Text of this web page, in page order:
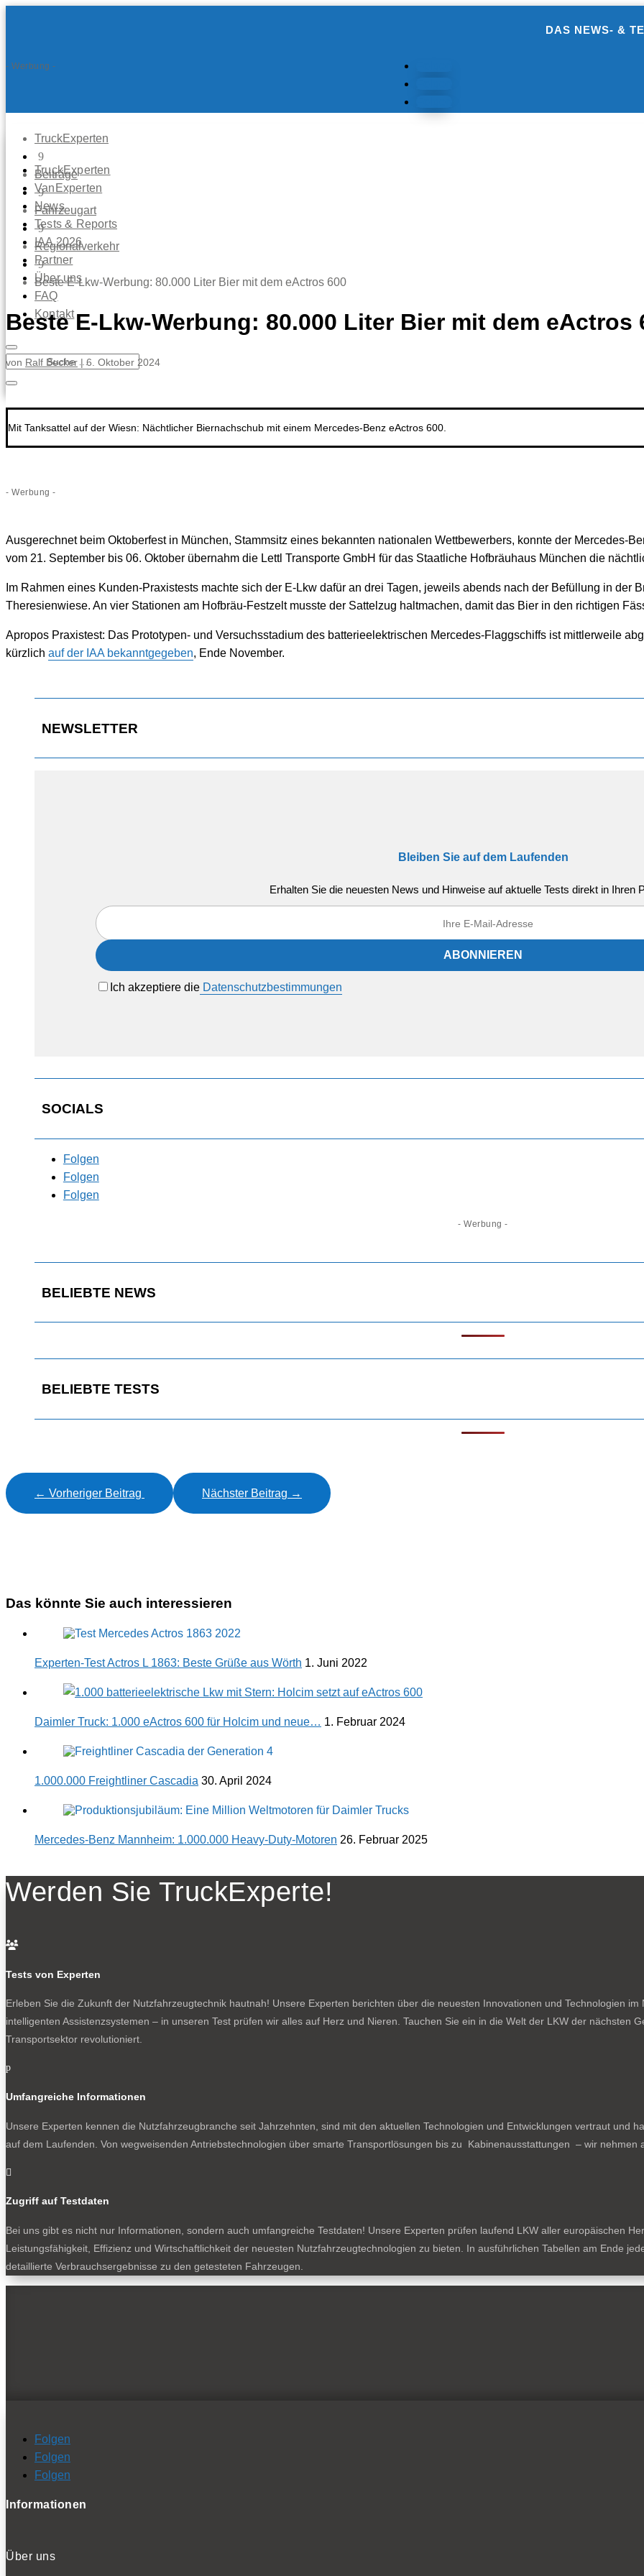
DAS NEWS- &
TruckExperten
VanExperten
News
Tests & Reports
IAA 2026
Partner
Über uns
FAQ
Kontakt
- Werbung -
TruckExperten
9
Beiträge
9
Fahrzeugart
9
Regionalverkehr
9
Beste E-Lkw-Werbung: 80.000 Liter Bier mit dem eActros 600
Beste E-Lkw-Werbung: 80.000 Liter Bier mit dem eActros
von Ralf Becker|6. Oktober 2024
Mit Tanksattel auf der Wiesn: Nächtlicher Biernachschub mit einem Mercedes-Benz eActros 600.
- Werbung -
Ausgerechnet beim Oktoberfest in München, Stammsitz eines bekannten nationalen Wettbewerbers, konnte der Mercedes-
vom 21. September bis 06. Oktober übernahm die Lettl Transporte GmbH für das Staatliche Hofbräuhaus München die
Im Rahmen eines Kunden-Praxistests machte sich der E-Lkw dafür an drei Tagen, jeweils abends nach der Befüllung in der
Theresienwiese. An vier Stationen am Hofbräu-Festzelt musste der Sattelzug haltmachen, damit das Bier in den richtigen
Apropos Praxistest: Das Prototypen- und Versuchsstadium des batterieelektrischen Mercedes-Flaggschiffs ist mittlerweile
kürzlich auf der IAA bekanntgegeben, Ende November.
NEWSLETTER
Bleiben Sie auf dem Laufenden
Erhalten Sie die neuesten News und Hinweise auf aktuelle Tests direkt in Ihren
Ich akzeptiere dieDatenschutzbestimmungen
SOCIALS
Folgen
Folgen
Folgen
- Werbung -
BELIEBTE NEWS
BELIEBTE TESTS
← Vorheriger Beitrag Nächster Beitrag →
Das könnte Sie auch interessieren
Experten-Test Actros L 1863: Beste Grüße aus Wörth 1. Juni 2022
Daimler Truck: 1.000 eActros 600 für Holcim und neue… 1. Februar 2024
1.000.000 Freightliner Cascadia 30. April 2024
Mercedes-Benz Mannheim: 1.000.000 Heavy-Duty-Motoren 26. Februar 2025
Werden Sie TruckExperte!

Tests von Experten
Erleben Sie die Zukunft der Nutzfahrzeugtechnik hautnah! Unsere Experten berichten über die neuesten Innovationen und Technologien
intelligenten Assistenzsystemen – in unseren Test prüfen wir alles auf Herz und Nieren. Tauchen Sie ein in die Welt der LKW der nächsten
Transportsektor revolutioniert.
p
Umfangreiche Informationen
Unsere Experten kennen die Nutzfahrzeugbranche seit Jahrzehnten, sind mit den aktuellen Technologien und Entwicklungen vertraut und
auf dem Laufenden. Von wegweisenden Antriebstechnologien über smarte Transportlösungen bis zu Kabinenausstattungen – wir nehmen

Zugriff auf Testdaten
Bei uns gibt es nicht nur Informationen, sondern auch umfangreiche Testdaten! Unsere Experten prüfen laufend LKW aller europäischen
Leistungsfähigkeit, Effizienz und Wirtschaftlichkeit der neuesten Nutzfahrzeugtechnologien zu bieten. In ausführlichen Tabellen am Ende
detaillierte Verbrauchsergebnisse zu den getesteten Fahrzeugen.
Folgen
Folgen
Folgen
Informationen
Über uns